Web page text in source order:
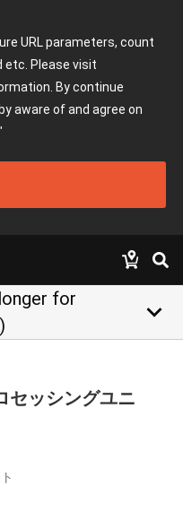
URL parameters, count
etc. Please visit
By continue
aware of and agree on
for
keyboard_arrow_down
セッシングユニ